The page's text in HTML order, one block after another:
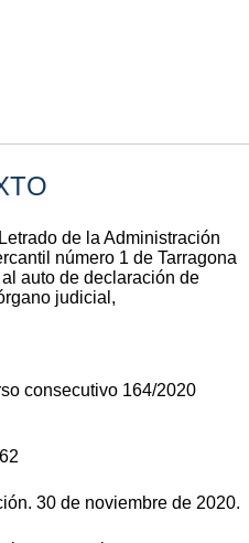
de la Administración
número 1 de Tarragona
auto de declaración de
judicial,
consecutivo 164/2020
30 de noviembre de 2020.